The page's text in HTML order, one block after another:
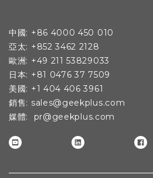
中國: +86 4000 450 010
亞太: +852 3462 2128
歐洲: +49 211 53829033
日本: +81 0476 37 7509
美國: +1 404 406 3961
銷售: sales@geekplus.com
媒體: pr@geekplus.com